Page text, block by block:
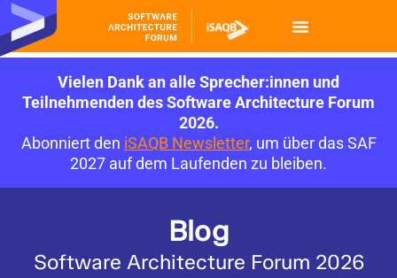
Vielen Dank an alle Sprecher:innen und
Teilnehmenden des Software Architecture Forum
2026.
Abonniert den iSAQB Newsletter, um über das SAF
2027 auf dem Laufenden zu bleiben.
Blog
Software Architecture Forum 2026